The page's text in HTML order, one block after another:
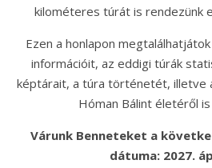
kilométeres túrát is rendezünk
Ezen a honlapon
információit, az eddigi túrák
képtárait, a túra történetét, illetve
Hóman Bálint életéről
Várunk Benneteket a
dátuma: 2027.